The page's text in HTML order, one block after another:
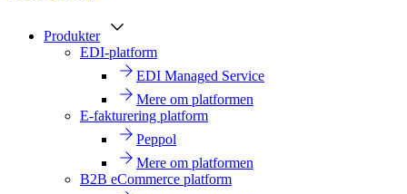
Produkter
EDI-platform
EDI Managed Service
Mere om platformen
E-fakturering platform
Peppol
Mere om platformen
B2B eCommerce platform